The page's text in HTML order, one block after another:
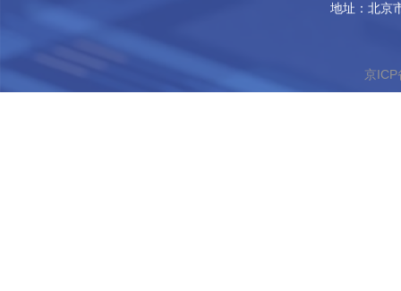
地址：北京
京